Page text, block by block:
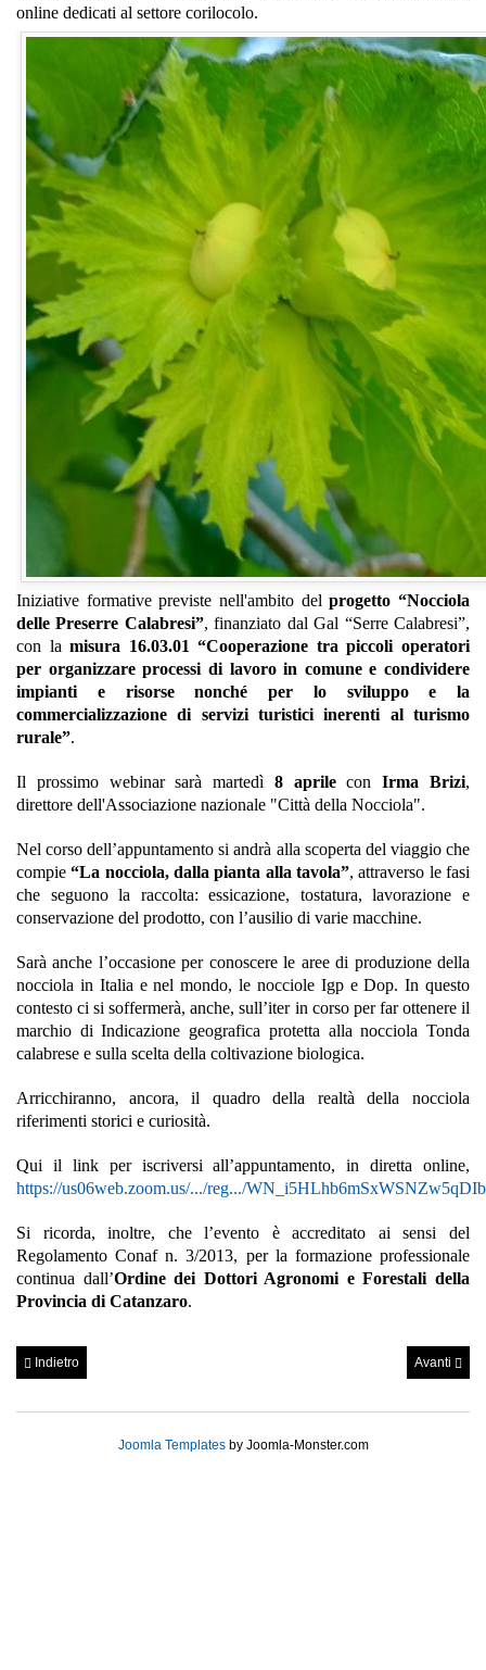
online dedicati al settore corilocolo.
Iniziative formative previste nell'ambito delprogetto “Nocciola
delle Preserre Calabresi”, finanziato dal Gal “Serre Calabresi”,
con lamisura 16.03.01 “Cooperazione tra piccoli operatori
per organizzare processi di lavoro in comune e condividere
impianti e risorse nonché per lo sviluppo e la
commercializzazione di servizi turistici inerenti al turismo
rurale”.
Il prossimo webinar sarà martedì 8 aprileconIrma Brizi,
direttore dell'Associazione nazionale "Città della Nocciola".
Nel corso dell’appuntamento si andrà alla scoperta del viaggio che
compie“La nocciola, dalla pianta alla tavola”, attraverso le fasi
che seguono la raccolta: essicazione, tostatura, lavorazione e
conservazione del prodotto, con l’ausilio di varie macchine.
Sarà anche l’occasione per conoscere le aree di produzione della
nocciola in Italia e nel mondo, le nocciole Igp e Dop. In questo
contesto ci si soffermerà, anche, sull’iter in corso per far ottenere il
marchio di Indicazione geografica protetta alla nocciola Tonda
calabrese e sulla scelta della coltivazione biologica.
Arricchiranno, ancora, il quadro della realtà della nocciola
riferimenti storici e curiosità.
Qui il link per iscriversi all’appuntamento, in diretta online,
https://us06web.zoom.us/.../reg.../
Si ricorda, inoltre, che l’evento è accreditato ai sensi del
Regolamento Conaf n. 3/2013, per la formazione professionale
continua dall’Ordine dei Dottori Agronomi e Forestali della
Provincia di Catanzaro.
Indietro Avanti
Joomla Templatesby Joomla-Monster.com